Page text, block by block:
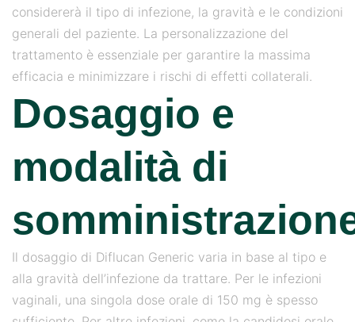
considererà il tipo di infezione, la gravità e le condizioni
generali del paziente. La personalizzazione del
trattamento è essenziale per garantire la massima
efficacia e minimizzare i rischi di effetti collaterali.
Dosaggio e
modalità di
Il dosaggio di Diflucan Generic varia in base al tipo e
alla gravità dell’infezione da trattare. Per le infezioni
vaginali, una singola dose orale di 150 mg è spesso